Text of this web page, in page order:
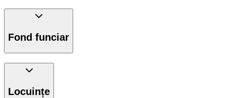
Fond funciar
Locuințe